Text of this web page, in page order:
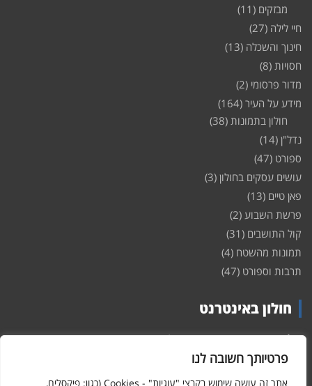
פרטיותך חשובה לנו
אתר זה עושה שימוש בקבצי "עוגיות" - Cookies (כגון: פיקסלים,
מבזקים (11)
חיי לילה (27)
חינוך והשכלה (13)
חסויות (8)
מדור פרסומי (2)
מידע על העיר (164)
חולון בתמונות (38)
נדל"ן (14)
ספורט (47)
עושים עסקים בחולון (3)
פאן טיים (13)
פרשת השבוע (2)
קול התושבים (31)
תמונות מהשטח (4)
תרבות וספורט (47)
חולון באינטרנט
חולוןבאינטרנט – האתר שמביא לכם עדכונים ומידע מהשטח מהעיר
חולון. במה פתוחה לקול תושבי חולון באינטרנט, מידע על
ופרוייקטים חדשים בעיר, חיי לילה, וכן טורי דעה, עסקים בחולון, ודיונים על
הנעשה בעיר. אתם מוזמנים ומוזמנות להשתתף בדיון ולשלוח לנו כתבות